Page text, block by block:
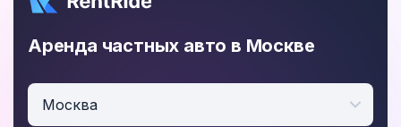
Аренда частных авто в Москве
Москва